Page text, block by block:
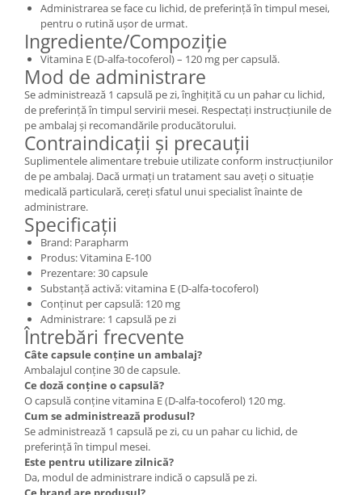
Administrarea se face cu lichid, de preferință în timpul mesei,
pentru o rutină ușor de urmat.
Ingrediente/Compoziție
Vitamina E (D-alfa-tocoferol) – 120 mg per capsulă.
Mod de administrare
Se administrează 1 capsulă pe zi, înghițită cu un pahar cu lichid,
de preferință în timpul servirii mesei. Respectați instrucțiunile de
pe ambalaj și recomandările producătorului.
Contraindicații și precauții
Suplimentele alimentare trebuie utilizate conform instrucțiunilor
de pe ambalaj. Dacă urmați un tratament sau aveți o situație
medicală particulară, cereți sfatul unui specialist înainte de
administrare.
Specificații
Brand: Parapharm
Produs: Vitamina E-100
Prezentare: 30 capsule
Substanță activă: vitamina E (D-alfa-tocoferol)
Conținut per capsulă: 120 mg
Administrare: 1 capsulă pe zi
Întrebări frecvente
Câte capsule conține un ambalaj?
Ambalajul conține 30 de capsule.
Ce doză conține o capsulă?
O capsulă conține vitamina E (D-alfa-tocoferol) 120 mg.
Cum se administrează produsul?
Se administrează 1 capsulă pe zi, cu un pahar cu lichid, de
preferință în timpul mesei.
Este pentru utilizare zilnică?
Da, modul de administrare indică o capsulă pe zi.